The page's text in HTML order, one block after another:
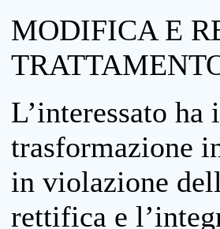
MODIFICA E
L’interessato
trasformazione
in violazione
rettifica e